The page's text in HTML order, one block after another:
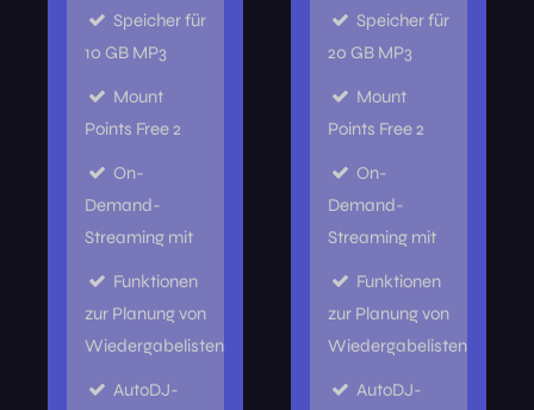
Speicher für
10 GB MP3
Mount
Points Free 2
On-
Demand-
Streaming mit
Funktionen
zur Planung von
Wiedergabelisten
AutoDJ-
Speicher für
20 GB MP3
Mount
Points Free 2
On-
Demand-
Streaming mit
Funktionen
zur Planung von
Wiedergabelisten
AutoDJ-